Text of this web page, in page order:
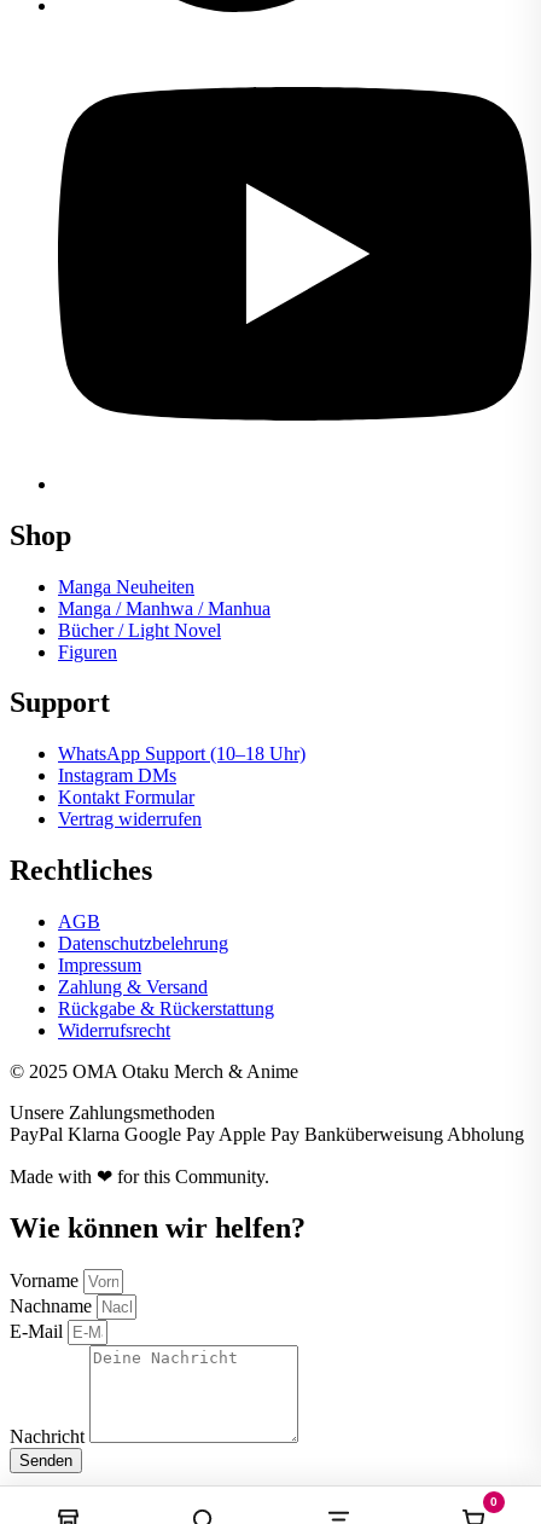
0
Shop
Manga Neuheiten
Manga / Manhwa / Manhua
Bücher / Light Novel
Figuren
Support
WhatsApp Support (10–18 Uhr)
Instagram DMs
Kontakt Formular
Vertrag widerrufen
Rechtliches
AGB
Datenschutzbelehrung
Impressum
Zahlung & Versand
Rückgabe & Rückerstattung
Widerrufsrecht
© 2025 OMA Otaku Merch & Anime
Unsere Zahlungsmethoden
PayPal Klarna Google Pay Apple Pay Banküberweisung Abholung
Made with ❤ for this Community.
Wie können wir helfen?
Vorname
Nachname
E-Mail
Nachricht
Senden